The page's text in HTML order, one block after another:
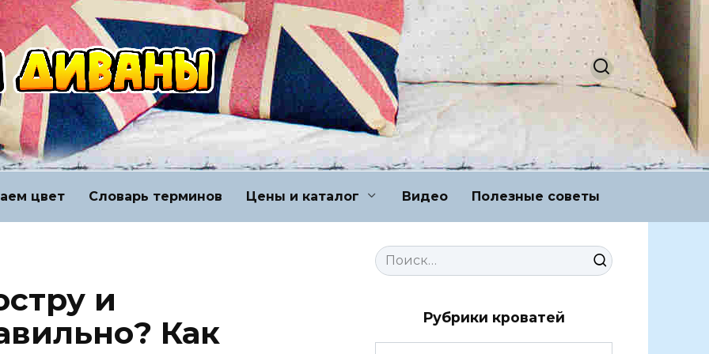
цвет Словарь терминов Цены и каталог Видео Полезные советы
и
Как
Search
for:
Рубрики кроватей